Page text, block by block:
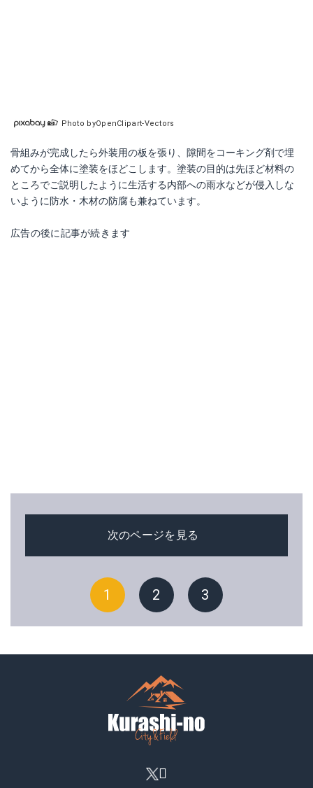
Photo byOpenClipart-Vectors
骨組みが完成したら外装用の板を張り、隙間をコーキング剤で埋
めてから全体に塗装をほどこします。塗装の目的は先ほど材料の
ところでご説明したように生活する内部への雨水などが侵入しな
いように防水・木材の防腐も兼ねています。
広告の後に記事が続きます
次のページを見る
1 2 3